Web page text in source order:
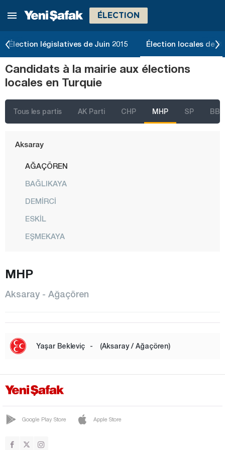
ÉLECTION
Élection législatives de Juin 2015 Élection locales de
Candidats à la mairie aux élections
locales en Turquie
Tous les partis AK Parti CHP MHP SP BBP
İstanbul
Adana
Adıyaman
Ağrı
Aksaray
AĞAÇÖREN
BAĞLIKAYA
DEMİRCİ
ESKİL
EŞMEKAYA
GÜLPINAR
Güzelyurt-Büyük-Harf
IHLARA
CENTRE
SAĞLIK
SARATLI
SULTANHANI
MHP
Aksaray - Ağaçören
Yaşar Bekleviç - (Aksaray / Ağaçören)
Google Play Store Apple Store